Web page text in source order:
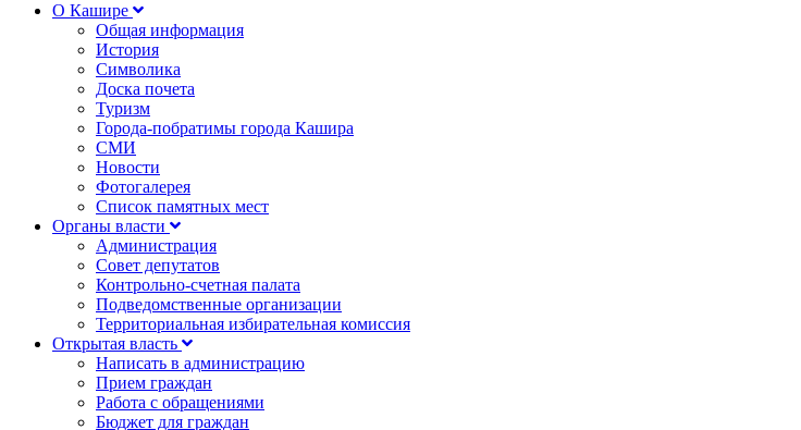
О Кашире
Общая информация
История
Символика
Доска почета
Туризм
Города-побратимы города Кашира
СМИ
Новости
Фотогалерея
Список памятных мест
Органы власти
Администрация
Совет депутатов
Контрольно-счетная палата
Подведомственные организации
Территориальная избирательная комиссия
Открытая власть
Написать в администрацию
Прием граждан
Работа с обращениями
Бюджет для граждан